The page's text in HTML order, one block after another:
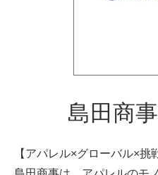
島田商
【アパレル×グローバル×挑